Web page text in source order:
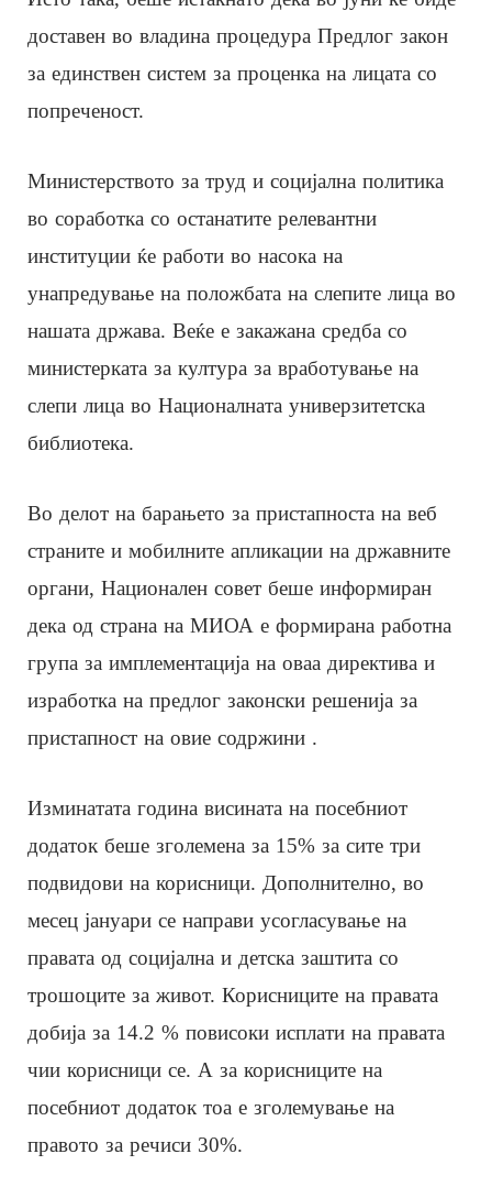
доставен во владина процедура Предлог закон
за единствен систем за проценка на лицата со
попреченост.
Министерството за труд и социјална политика
во соработка со останатите релевантни
институции ќе работи во насока на
унапредување на положбата на слепите лица во
нашата држава. Веќе е закажана средба со
министерката за култура за вработување на
слепи лица во Националната универзитетска
библиотека.
Во делот на барањето за пристапноста на веб
страните и мобилните апликации на државните
органи, Национален совет беше информиран
дека од страна на МИОА е формирана работна
група за имплементација на оваа директива и
изработка на предлог законски решенија за
пристапност на овие содржини .
Изминатата година висината на посебниот
додаток беше зголемена за 15% за сите три
подвидови на корисници. Дополнително, во
месец јануари се направи усогласување на
правата од социјална и детска заштита со
трошоците за живот. Корисниците на правата
добија за 14.2 % повисоки исплати на правата
чии корисници се. А за корисниците на
посебниот додаток тоа е зголемување на
правото за речиси 30%.